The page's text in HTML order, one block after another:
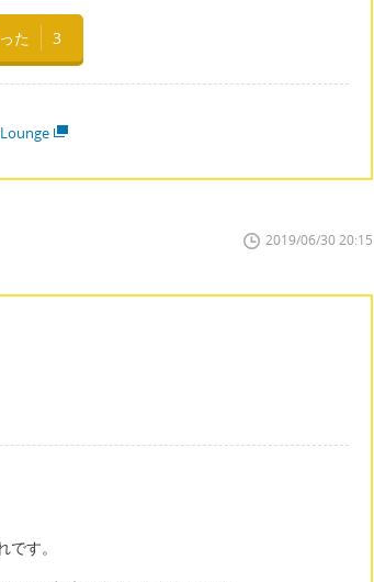
た 3
2019/06/30 20:15
す。